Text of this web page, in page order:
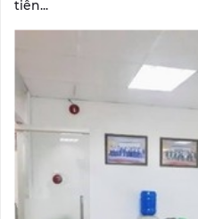
tiên...